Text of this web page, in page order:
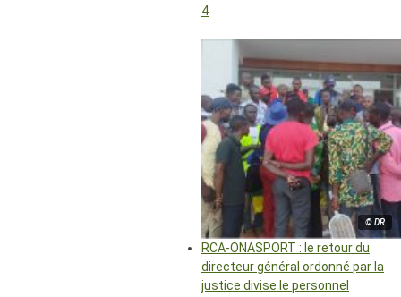
4
© DR
RCA-ONASPORT : le retour du
directeur général ordonné par la
justice divise le personnel